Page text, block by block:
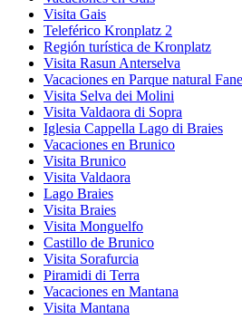
Visita Gais
Teleférico Kronplatz 2
Región turística de Kronplatz
Visita Rasun Anterselva
Vacaciones en Parque natural
Visita Selva dei Molini
Visita Valdaora di Sopra
Iglesia Cappella Lago di Braies
Vacaciones en Brunico
Visita Brunico
Visita Valdaora
Lago Braies
Visita Braies
Visita Monguelfo
Castillo de Brunico
Visita Sorafurcia
Piramidi di Terra
Vacaciones en Mantana
Visita Mantana